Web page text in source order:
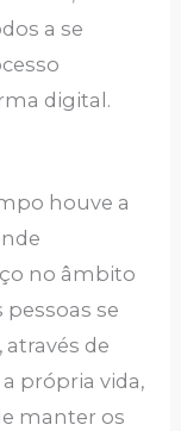
a se
digital.
houve a
no âmbito
se
de
própria vida,
manter os